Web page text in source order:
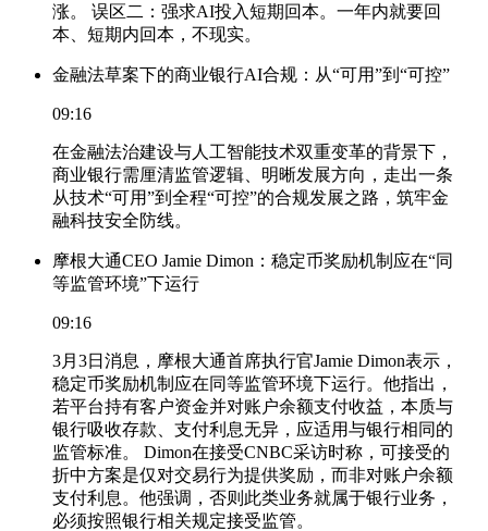
涨。 误区二：强求AI投入短期回本。一年内就要回
本、短期内回本，不现实。
金融法草案下的商业银行AI合规：从“可用”到“可控”
09:16
在金融法治建设与人工智能技术双重变革的背景下，
商业银行需厘清监管逻辑、明晰发展方向，走出一条
从技术“可用”到全程“可控”的合规发展之路，筑牢金
融科技安全防线。
摩根大通CEO Jamie Dimon：稳定币奖励机制应在“同
等监管环境”下运行
09:16
3月3日消息，摩根大通首席执行官Jamie Dimon表示，
稳定币奖励机制应在同等监管环境下运行。他指出，
若平台持有客户资金并对账户余额支付收益，本质与
银行吸收存款、支付利息无异，应适用与银行相同的
监管标准。 Dimon在接受CNBC采访时称，可接受的
折中方案是仅对交易行为提供奖励，而非对账户余额
支付利息。他强调，否则此类业务就属于银行业务，
必须按照银行相关规定接受监管。